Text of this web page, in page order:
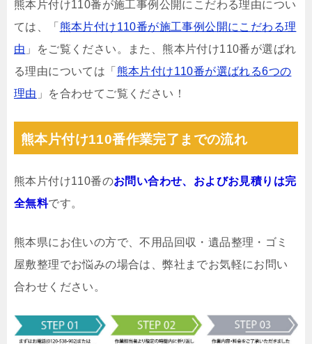
熊本片付け110番が施工事例公開にこだわる理由につい
ては、「 熊本片付け110番が施工事例公開にこだわる理
由 」をご覧ください。また、熊本片付け110番が選ばれ
る理由については「 熊本片付け110番が選ばれる6つの
理由 」を合わせてご覧ください！
熊本片付け110番作業完了までの流れ
熊本片付け110番のお問い合わせ、およびお見積りは完
全無料です。
熊本県にお住いの方で、不用品回収・遺品整理・ゴミ
屋敷整理でお悩みの場合は、弊社までお気軽にお問い
合わせください。